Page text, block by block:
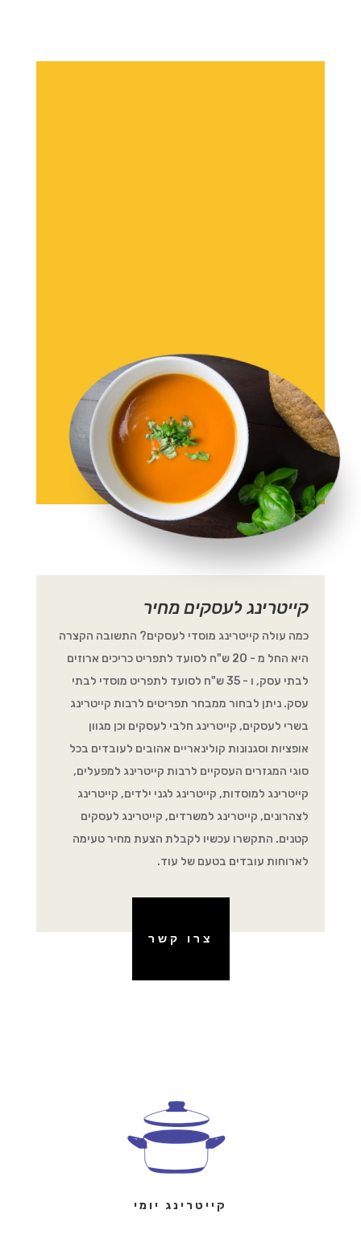
קייטרינג לעסקים מחיר
כמה עולה קייטרינג מוסדי לעסקים? התשובה הקצרה
היא החל מ - 20 ש"ח לסועד לתפריט כריכים ארוזים
לבתי עסק, ו - 35 ש"ח לסועד לתפריט מוסדי לבתי
עסק. ניתן לבחור ממבחר תפריטים לרבות קייטרינג
בשרי לעסקים, קייטרינג חלבי לעסקים וכן מגוון
אופציות וסגנונות קולינאריים אהובים לעובדים בכל
סוגי המגזרים העסקיים לרבות קייטרינג למפעלים,
קייטרינג למוסדות, קייטרינג לגני ילדים, קייטרינג
לצהרונים, קייטרינג למשרדים, קייטרינג לעסקים
קטנים. התקשרו עכשיו לקבלת הצעת מחיר טעימה
לארוחות עובדים בטעם של עוד.
צרו קשר
קייטרינג יומי